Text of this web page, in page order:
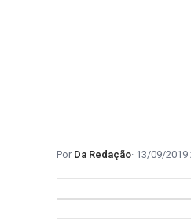
Da Redação 13/09/2019